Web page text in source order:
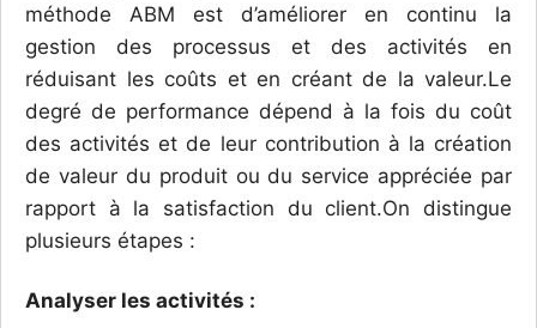
méthode ABM est d’améliorer en continu la
gestion des processus et des activités en
réduisant les coûts et en créant de la valeur.Le
degré de performance dépend à la fois du coût
des activités et de leur contribution à la création
de valeur du produit ou du service appréciée par
rapport à la satisfaction du client.On distingue
plusieurs étapes :
Analyser les activités :